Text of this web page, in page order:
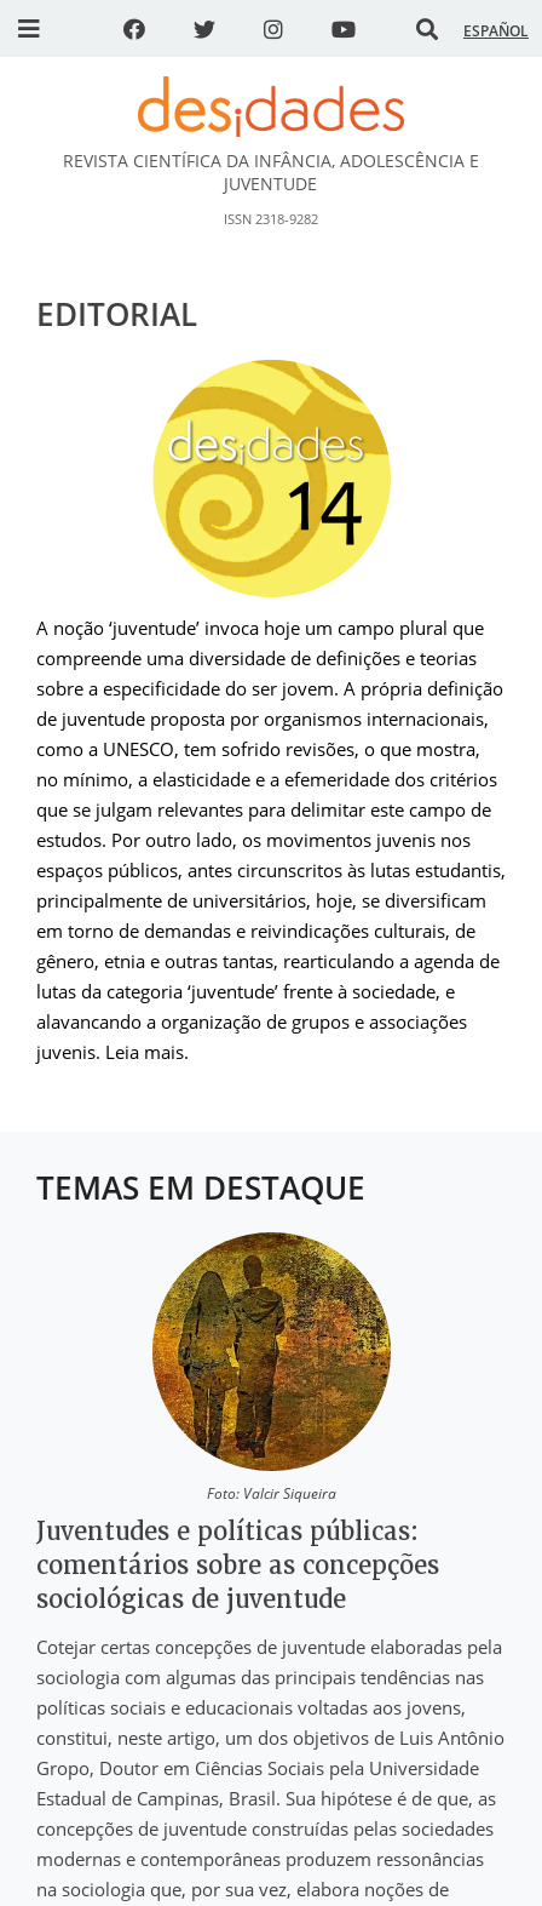
ESPAÑOL
DESidades
REVISTA CIENTÍFICA DA INFÂNCIA, ADOLESCÊNCIA E
JUVENTUDE
ISSN 2318-9282
EDITORIAL
A noção ‘juventude’ invoca hoje um campo plural que
compreende uma diversidade de definições e teorias
sobre a especificidade do ser jovem. A própria definição
de juventude proposta por organismos internacionais,
como a UNESCO, tem sofrido revisões, o que mostra,
no mínimo, a elasticidade e a efemeridade dos critérios
que se julgam relevantes para delimitar este campo de
estudos. Por outro lado, os movimentos juvenis nos
espaços públicos, antes circunscritos às lutas estudantis,
principalmente de universitários, hoje, se diversificam
em torno de demandas e reivindicações culturais, de
gênero, etnia e outras tantas, rearticulando a agenda de
lutas da categoria ‘juventude’ frente à sociedade, e
alavancando a organização de grupos e associações
juvenis. Leia mais.
TEMAS EM DESTAQUE
Foto: Valcir Siqueira
Juventudes e políticas públicas:
comentários sobre as concepções
sociológicas de juventude
Cotejar certas concepções de juventude elaboradas pela
sociologia com algumas das principais tendências nas
políticas sociais e educacionais voltadas aos jovens,
constitui, neste artigo, um dos objetivos de Luis Antônio
Gropo, Doutor em Ciências Sociais pela Universidade
Estadual de Campinas, Brasil. Sua hipótese é de que, as
concepções de juventude construídas pelas sociedades
modernas e contemporâneas produzem ressonâncias
na sociologia que, por sua vez, elabora noções de